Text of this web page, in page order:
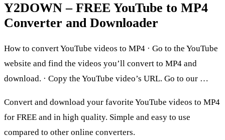
Y2DOWN – FREE YouTube to MP4
Converter and Downloader
How to convert YouTube videos to MP4 · Go to the YouTube
website and find the videos you’ll convert to MP4 and
download. · Copy the YouTube video’s URL. Go to our …
Convert and download your favorite YouTube videos to MP4
for FREE and in high quality. Simple and easy to use
compared to other online converters.